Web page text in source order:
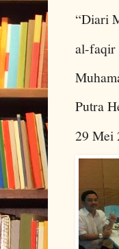
“Diari
al-faqir
Putra
29 Mei